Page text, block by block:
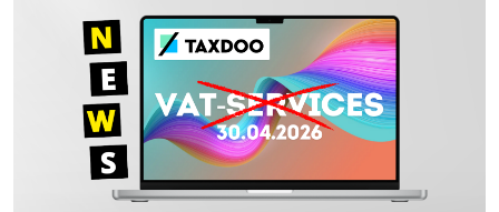
Laptop mit farbigen
Wellenlinien und rotem
Kreuz auf Schrift vor
grauem Hintergrund
BILD: @PINEVILLA VIA
CANVA.COM